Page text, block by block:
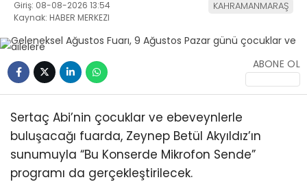
Giriş: 08-08-2026 13:54
Kaynak: HABER MERKEZI
KAHRAMANMARAŞ
ABONE OL
Sertaç Abi’nin çocuklar ve ebeveynlerle
buluşacağı fuarda, Zeynep Betül Akyıldız’ın
sunumuyla “Bu Konserde Mikrofon Sende”
programı da gerçekleştirilecek.